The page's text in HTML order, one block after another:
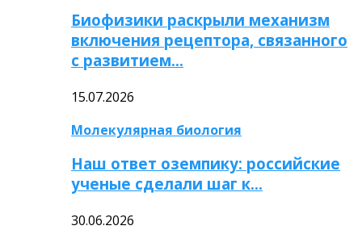
Биофизики раскрыли механизм
включения рецептора, связанного
с развитием…
15.07.2026
Молекулярная биология
Наш ответ оземпику: российские
ученые сделали шаг к…
30.06.2026